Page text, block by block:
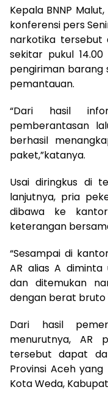
Kepala BNNP
konferensi pers
narkotika tersebut
sekitar pukul
pengiriman barang
pemantauan.
“Dari hasil
pemberantasan
berhasil
paket,”katanya.
Usai diringkus di
lanjutnya, pria
dibawa ke
keterangan
“Sesampai di
AR alias A
dan ditemukan
dengan berat bruto
Dari hasil
menurutnya, AR
tersebut dapat
Provinsi Aceh
Kota Weda,